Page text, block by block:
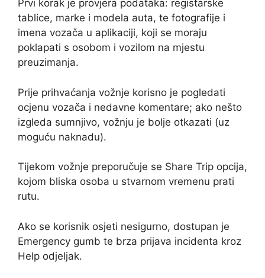
Prvi korak je provjera podataka: registarske
tablice, marke i modela auta, te fotografije i
imena vozača u aplikaciji, koji se moraju
poklapati s osobom i vozilom na mjestu
preuzimanja.
Prije prihvaćanja vožnje korisno je pogledati
ocjenu vozača i nedavne komentare; ako nešto
izgleda sumnjivo, vožnju je bolje otkazati (uz
moguću naknadu).
Tijekom vožnje preporučuje se Share Trip opcija,
kojom bliska osoba u stvarnom vremenu prati
rutu.
Ako se korisnik osjeti nesigurno, dostupan je
Emergency gumb te brza prijava incidenta kroz
Help odjeljak.